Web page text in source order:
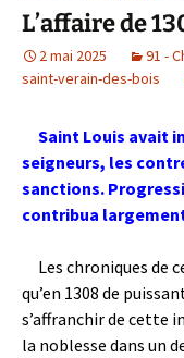
L’affaire de
2 mai 2025 91 -
saint-verain-des-bois
Saint Louis avait
seigneurs, les
sanctions.
contribua
Les chroniques de
qu’en 1308 de
s’affranchir de cette
la noblesse dans un